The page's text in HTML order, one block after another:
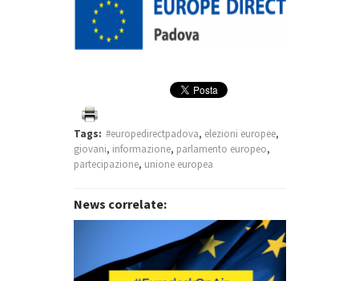
Storia e funzioni del
anni dalla prima elezione
Lunedì 3 giugno – 18:00
Tags: #europedirectpadova, elezioni europee,
giovani, informazione, parlamento europeo,
partecipazione, unione europea
News correlate: